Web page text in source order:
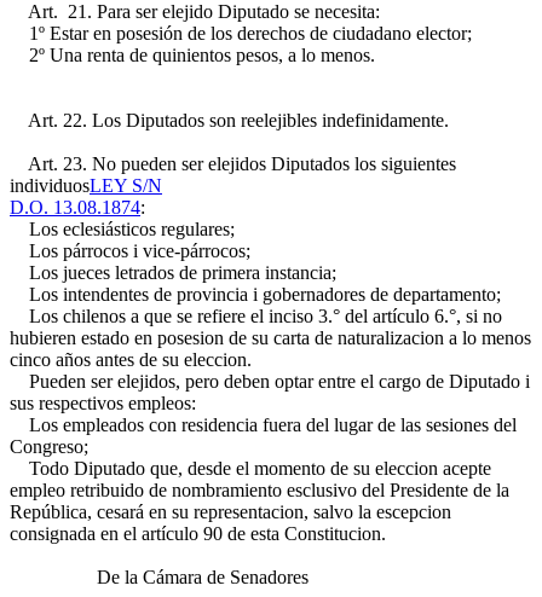
Art. 21. Para ser elejido Diputado se necesita:
1º Estar en posesión de los derechos de ciudadano elector;
2º Una renta de quinientos pesos, a lo menos.
Art. 22. Los Diputados son reelejibles indefinidamente.
Art. 23. No pueden ser elejidos Diputados los siguientes
individuosLEY S/N
D.O. 13.08.1874:
Los eclesiásticos regulares;
Los párrocos i vice-párrocos;
Los jueces letrados de primera instancia;
Los intendentes de provincia i gobernadores de departamento;
Los chilenos a que se refiere el inciso 3.° del artículo 6.°, si no
hubieren estado en posesion de su carta de naturalizacion a lo menos
cinco años antes de su eleccion.
Pueden ser elejidos, pero deben optar entre el cargo de Diputado i
sus respectivos empleos:
Los empleados con residencia fuera del lugar de las sesiones del
Congreso;
Todo Diputado que, desde el momento de su eleccion acepte
empleo retribuido de nombramiento esclusivo del Presidente de la
República, cesará en su representacion, salvo la escepcion
consignada en el artículo 90 de esta Constitucion.
De la Cámara de Senadores